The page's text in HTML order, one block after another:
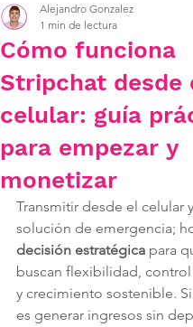
Cómo funciona
Stripchat desde
celular: guía
para empezar y
monetizar
Alejandro Gonzalez
1 min de lectura
Transmitir desde el celular
solución de emergencia;
decisión estratégica para
buscan flexibilidad,
y crecimiento sostenible.
es generar ingresos sin